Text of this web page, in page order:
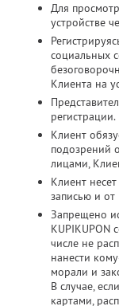
Для
устройстве
социальных
Клиента на
регистрации.
Клиент
подозрений
лицами,
Клиент
записью и
Запрещено
KUPIKUPON
числе не
нанести
морали и
В случае,
картами,